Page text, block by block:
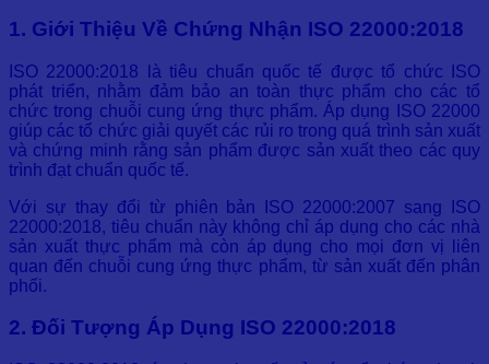
1. Giới Thiệu Về Chứng Nhận ISO 22000:2018
ISO 22000:2018 là tiêu chuẩn quốc tế được tổ chức ISO
phát triển, nhằm đảm bảo an toàn thực phẩm cho các tổ
chức trong chuỗi cung ứng thực phẩm. Áp dụng ISO 22000
giúp các tổ chức giải quyết các rủi ro trong quá trình sản xuất
và chứng minh rằng sản phẩm được sản xuất theo các quy
trình đạt chuẩn quốc tế.
Với sự thay đổi từ phiên bản ISO 22000:2007 sang ISO
22000:2018, tiêu chuẩn này không chỉ áp dụng cho các nhà
sản xuất thực phẩm mà còn áp dụng cho mọi đơn vị liên
quan đến chuỗi cung ứng thực phẩm, từ sản xuất đến phân
phối.
2. Đối Tượng Áp Dụng ISO 22000:2018